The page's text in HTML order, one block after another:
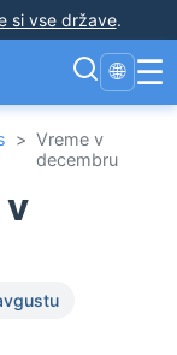
si vse države.
🌐 ☰
> Vreme v
decembru
v